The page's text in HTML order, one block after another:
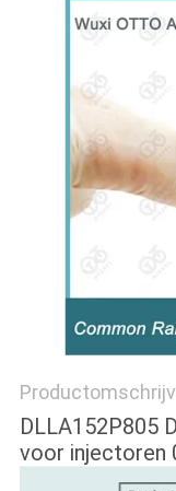
PRIVACY
DLLA152P805
voor injectoren